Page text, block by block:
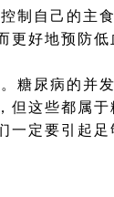
自己的主
更好地预防低
尿病的并
但这些都属
一定要引起足